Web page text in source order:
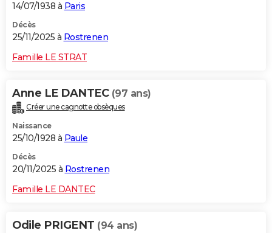
14/07/1938 à Paris
Décès
25/11/2025 à Rostrenen
Famille LE STRAT
Anne LE DANTEC (97 ans)
Créer une cagnotte obsèques
Naissance
25/10/1928 à Paule
Décès
20/11/2025 à Rostrenen
Famille LE DANTEC
Odile PRIGENT (94 ans)